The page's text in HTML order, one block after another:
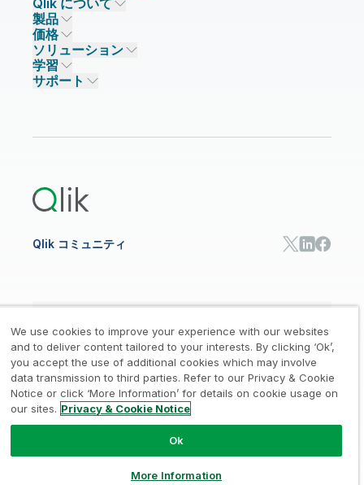
Qlik が選ばれる理由
信頼とセキュリティ
信頼とプライバシー
信頼と AI
主なテクノロジーパートナー
データソースとターゲット
Qlik について
企業情報
採用情報
ニュースルーム
事業所 / 連絡先
製品
データ統合とデータ品質
Qlik Talend
Qlik Talend Cloud
Talend Data Fabric
価格
データ統合
データ分析
AI / 機械学習
ソリューション
ソリューションパートナー
パートナー検索
学習
イベント
サポート
Qlik コミュニティ
法的規約 / プライバシーとクッキー通知 / 商標 /
Trust / 利用規約 / 個人情報取り扱い申請
© 1993-2026 QlikTech International
AB, All Rights Reserved
We use cookies to improve your experience with our websites
and to deliver content tailored to your interests. By clicking ‘Ok’,
you accept the use of additional cookies which may involve
data transmission to third parties. Refer to our Privacy & Cookie
Notice or click ‘More Information’ for details on cookie usage on
our sites. Privacy & Cookie Notice
Ok
More Information